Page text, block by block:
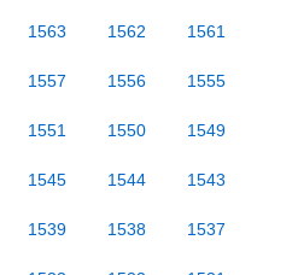
1563 1562 1561
1557 1556 1555
1551 1550 1549
1545 1544 1543
1539 1538 1537